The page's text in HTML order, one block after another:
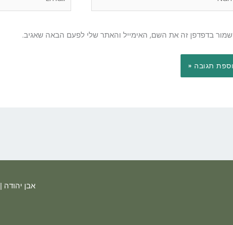
שמור בדפדפן זה את השם, האימייל והאתר שלי לפעם הבאה שאגיב.
אבן יהודה | 054-6358011